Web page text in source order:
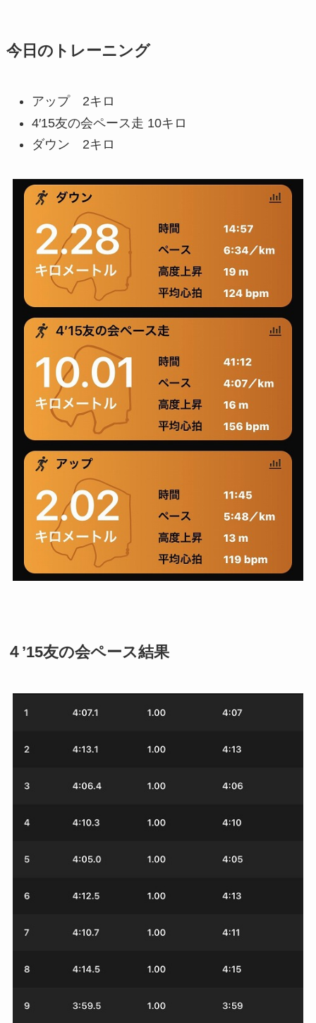
今日のトレーニング
アップ 2キロ
4′15友の会ペース走 10キロ
ダウン 2キロ
４’15友の会ペース結果